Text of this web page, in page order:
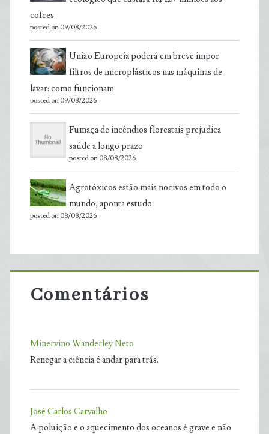
cofres
posted on 09/08/2026
União Europeia poderá em breve impor
filtros de microplásticos nas máquinas de
lavar: como funcionam
posted on 09/08/2026
Fumaça de incêndios florestais prejudica
saúde a longo prazo
posted on 08/08/2026
Agrotóxicos estão mais nocivos em todo o
mundo, aponta estudo
posted on 08/08/2026
Comentários
Minervino Wanderley Neto
Renegar a ciência é andar para trás.
José Carlos Carvalho
A poluição e o aquecimento dos oceanos é grave e não